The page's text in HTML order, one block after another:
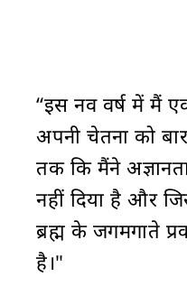
“इस नव वर्ष में मैं
अपनी चेतना को
तक कि मैंने
नहीं दिया है और
ब्रह्म के जगमगाते
है।"